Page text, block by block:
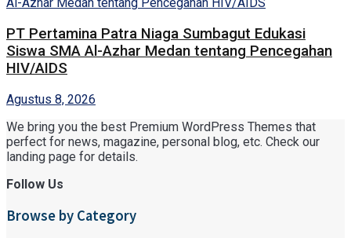
PT Pertamina Patra Niaga Sumbagut Edukasi
Siswa SMA Al-Azhar Medan tentang Pencegahan
HIV/AIDS
Agustus 8, 2026
We bring you the best Premium WordPress Themes that
perfect for news, magazine, personal blog, etc. Check our
landing page for details.
Follow Us
Browse by Category